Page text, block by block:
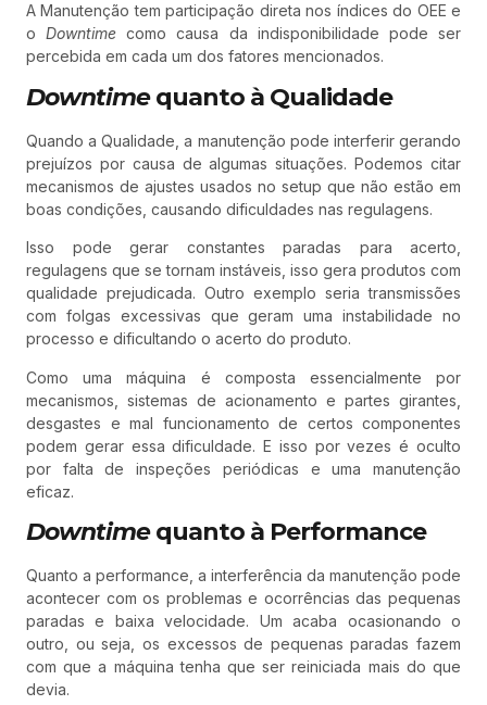
A Manutenção tem participação direta nos índices do OEE e
oDowntime como causa da indisponibilidade pode ser
percebida em cada um dos fatores mencionados.
Downtimequanto à Qualidade
Quando a Qualidade, a manutenção pode interferir gerando
prejuízos por causa de algumas situações. Podemos citar
mecanismos de ajustes usados no setup que não estão em
boas condições, causando dificuldades nas regulagens.
Isso pode gerar constantes paradas para acerto,
regulagens que se tornam instáveis, isso gera produtos com
qualidade prejudicada. Outro exemplo seria transmissões
com folgas excessivas que geram uma instabilidade no
processo e dificultando o acerto do produto.
Como uma máquina é composta essencialmente por
mecanismos, sistemas de acionamento e partes girantes,
desgastes e mal funcionamento de certos componentes
podem gerar essa dificuldade. E isso por vezes é oculto
por falta de inspeções periódicas e uma manutenção
eficaz.
Downtimequanto à Performance
Quanto a performance, a interferência da manutenção pode
acontecer com os problemas e ocorrências das pequenas
paradas e baixa velocidade. Um acaba ocasionando o
outro, ou seja, os excessos de pequenas paradas fazem
com que a máquina tenha que ser reiniciada mais do que
devia.